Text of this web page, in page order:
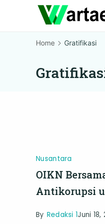
Home Gratifikasi
Nusantara
OIKN
Antikorupsi
By Redaksi 1Juni 18,